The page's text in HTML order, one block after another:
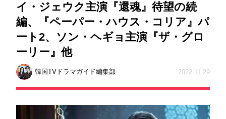
イ・ジェウク主演『還魂』待望の続
編、『ペーパー・ハウス・コリア』パ
ート2、ソン・ヘギョ主演『ザ・グロ
ーリー』他
韓国TVドラマガイド編集部 2022.11.29